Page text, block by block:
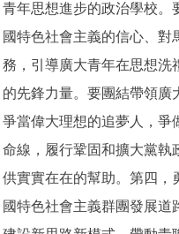
青年思想進步的政治學校。
國特色社會主義的信心、
務，引導廣大青年在思想洗
的先鋒力量。要團結帶領廣
爭當偉大理想的追夢人，爭
命線，履行鞏固和擴大黨執
供實實在在的幫助。第四，
國特色社會主義群團發展